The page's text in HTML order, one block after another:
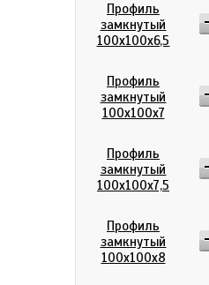
Профиль
замкнутый
100х100х6,5
Профиль
замкнутый
100х100х7
Профиль
замкнутый
100х100х7,5
Профиль
замкнутый
100х100х8